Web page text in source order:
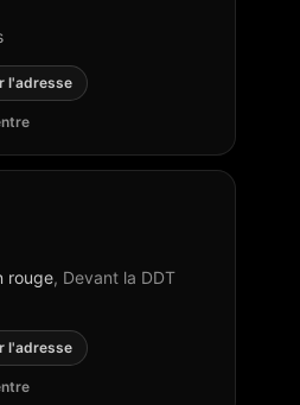
l'adresse
rouge, Devant la DDT
l'adresse